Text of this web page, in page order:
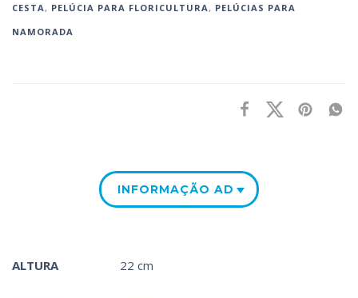
CESTA‎ , PELÚCIA PARA FLORICULTURA , PELÚCIAS PARA
NAMORADA
INFORMAÇÃO ADICIONAL
ALTURA 22 cm